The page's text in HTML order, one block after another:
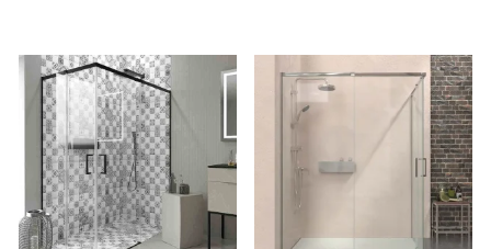
hermeticidad al conjunto frente a las
salpicaduras de agua continuas. Como
consecuencia de un riguroso proceso de
fabricación, la perfilería perimetral
compensará perfectamente los posibles
desniveles de tus paredes. Así pues,